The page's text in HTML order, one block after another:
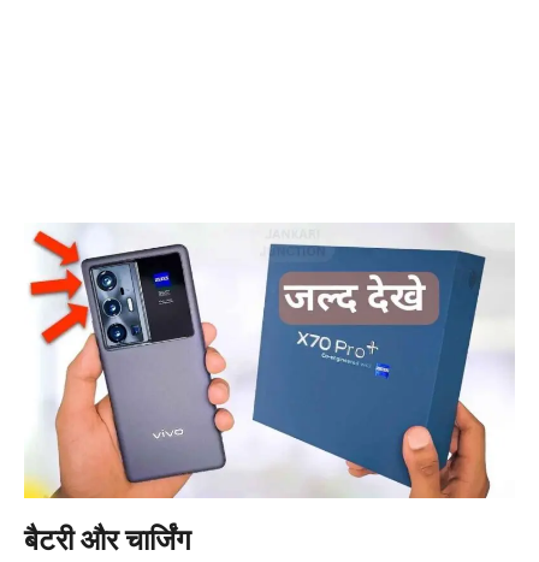
बैटरी और चार्जिंग